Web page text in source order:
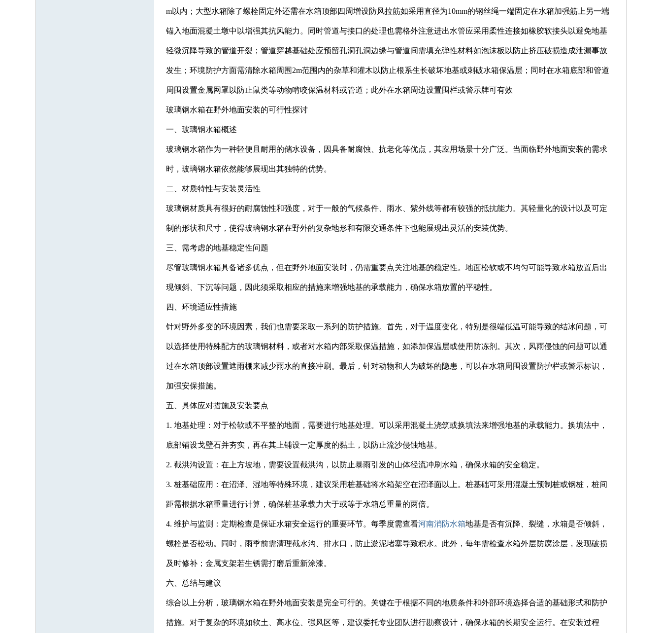
m以内；大型水箱除了螺栓固定外还需在水箱顶部四周增设防风拉筋如采用直径为10mm的钢丝绳一端固定在水箱加强筋上另一端
锚入地面混凝土墩中以增强其抗风能力。同时管道与接口的处理也需格外注意进出水管应采用柔性连接如橡胶软接头以避免地基
轻微沉降导致的管道开裂；管道穿越基础处应预留孔洞孔洞边缘与管道间需填充弹性材料如泡沫板以防止挤压破损造成泄漏事故
发生；环境防护方面需清除水箱周围2m范围内的杂草和灌木以防止根系生长破坏地基或刺破水箱保温层；同时在水箱底部和管道
周围设置金属网罩以防止鼠类等动物啃咬保温材料或管道；此外在水箱周边设置围栏或警示牌可有效
玻璃钢水箱在野外地面安装的可行性探讨
一、玻璃钢水箱概述
玻璃钢水箱作为一种轻便且耐用的储水设备，因具备耐腐蚀、抗老化等优点，其应用场景十分广泛。当面临野外地面安装的需求
时，玻璃钢水箱依然能够展现出其独特的优势。
二、材质特性与安装灵活性
玻璃钢材质具有很好的耐腐蚀性和强度，对于一般的气候条件、雨水、紫外线等都有较强的抵抗能力。其轻量化的设计以及可定
制的形状和尺寸，使得玻璃钢水箱在野外的复杂地形和有限交通条件下也能展现出灵活的安装优势。
三、需考虑的地基稳定性问题
尽管玻璃钢水箱具备诸多优点，但在野外地面安装时，仍需重要点关注地基的稳定性。地面松软或不均匀可能导致水箱放置后出
现倾斜、下沉等问题，因此须采取相应的措施来增强地基的承载能力，确保水箱放置的平稳性。
四、环境适应性措施
针对野外多变的环境因素，我们也需要采取一系列的防护措施。首先，对于温度变化，特别是很端低温可能导致的结冰问题，可
以选择使用特殊配方的玻璃钢材料，或者对水箱内部采取保温措施，如添加保温层或使用防冻剂。其次，风雨侵蚀的问题可以通
过在水箱顶部设置遮雨棚来减少雨水的直接冲刷。最后，针对动物和人为破坏的隐患，可以在水箱周围设置防护栏或警示标识，
加强安保措施。
五、具体应对措施及安装要点
1. 地基处理：对于松软或不平整的地面，需要进行地基处理。可以采用混凝土浇筑或换填法来增强地基的承载能力。换填法中，
底部铺设戈壁石并夯实，再在其上铺设一定厚度的黏土，以防止流沙侵蚀地基。
2. 截洪沟设置：在上方坡地，需要设置截洪沟，以防止暴雨引发的山体径流冲刷水箱，确保水箱的安全稳定。
3. 桩基础应用：在沼泽、湿地等特殊环境，建议采用桩基础将水箱架空在沼泽面以上。桩基础可采用混凝土预制桩或钢桩，桩间
距需根据水箱重量进行计算，确保桩基承载力大于或等于水箱总重量的两倍。
4. 维护与监测：定期检查是保证水箱安全运行的重要环节。每季度需查看河南消防水箱地基是否有沉降、裂缝，水箱是否倾斜，
螺栓是否松动。同时，雨季前需清理截水沟、排水口，防止淤泥堵塞导致积水。此外，每年需检查水箱外层防腐涂层，发现破损
及时修补；金属支架若生锈需打磨后重新涂漆。
六、总结与建议
综合以上分析，玻璃钢水箱在野外地面安装是完全可行的。关键在于根据不同的地质条件和外部环境选择合适的基础形式和防护
措施。对于复杂的环境如软土、高水位、强风区等，建议委托专业团队进行勘察设计，确保水箱的长期安全运行。在安装过程